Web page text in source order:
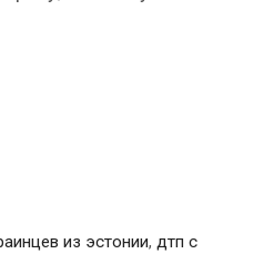
из эстонии,дтп с